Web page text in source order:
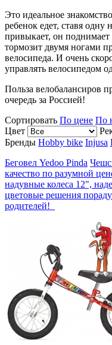
Это идеальное
ребенок едет, ставя одну
привыкает, он поднимает
тормозит двумя ногами
велосипеда. И очень
управлять велосипедом
Польза велобалансиров
очередь за Россией!
Сортировать По цене По
Цвет
Бренды Hobby bike Injusa
Беговел Yedoo Pinda
качество по разумной
надувные колеса 12",
цветовые решения
родителей!